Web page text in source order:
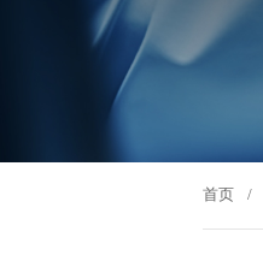
首页 /